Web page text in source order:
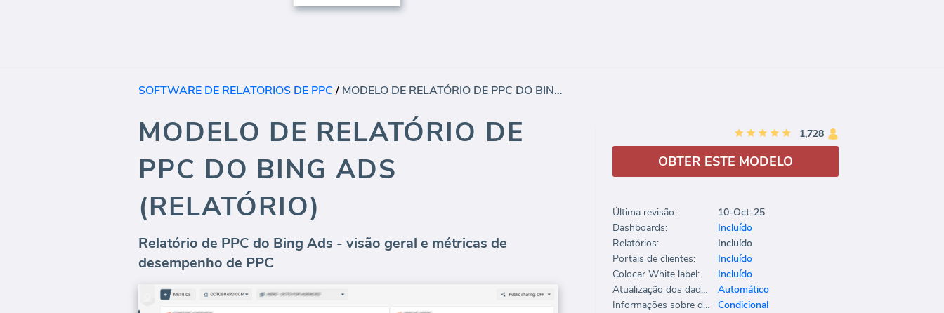
SOFTWARE DE RELATORIOS DE PPC/ MODELO DE RELATÓRIO DE PPC DO BING ADS (RELATÓRIO)
MODELO DE RELATÓRIO DE
PPC DO BING ADS
(RELATÓRIO)
Relatório de PPC do Bing Ads - visão geral e métricas de
desempenho de PPC
1,728
OBTER ESTE MODELO
Última revisão:
10-Oct-25
Dashboards:
Incluído
Relatórios:
Incluído
Portais de clientes:
Incluído
Colocar White label:
Incluído
Atualização dos dados:
Automático
Informações sobre dados:
Condicional